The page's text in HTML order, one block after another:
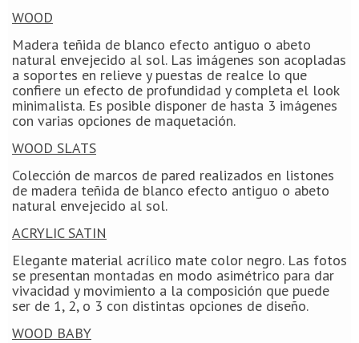
WOOD
Madera teñida de blanco efecto antiguo o abeto
natural envejecido al sol. Las imágenes son acopladas
a soportes en relieve y puestas de realce lo que
confiere un efecto de profundidad y completa el look
minimalista. Es posible disponer de hasta 3 imágenes
con varias opciones de maquetación.
WOOD SLATS
Colección de marcos de pared realizados en listones
de madera teñida de blanco efecto antiguo o abeto
natural envejecido al sol.
ACRYLIC SATIN
Elegante material acrílico mate color negro. Las fotos
se presentan montadas en modo asimétrico para dar
vivacidad y movimiento a la composición que puede
ser de 1, 2, o 3 con distintas opciones de diseño.
WOOD BABY